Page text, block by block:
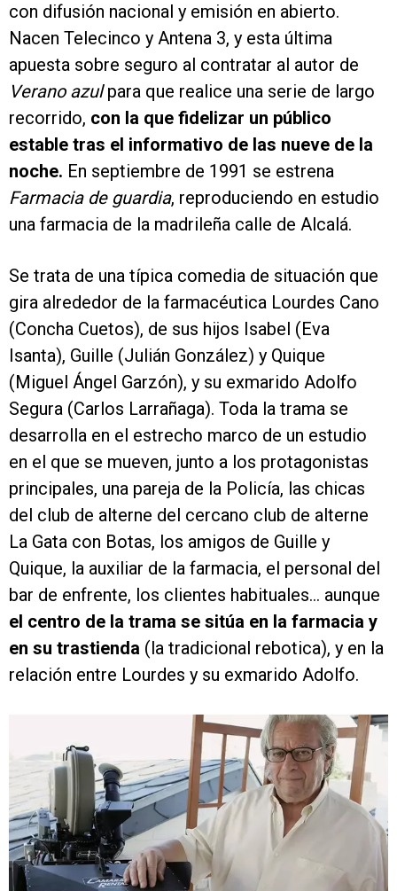
con difusión nacional y emisión en abierto.
Nacen Telecinco y Antena 3, y esta última
apuesta sobre seguro al contratar al autor de
Verano azulpara que realice una serie de largo
recorrido, con la que fidelizar un público
estable tras el informativo de las nueve de la
noche. En septiembre de 1991 se estrena
Farmacia de guardia, reproduciendo en estudio
una farmacia de la madrileña calle de Alcalá.
Se trata de una típica comedia de situación que
gira alrededor de la farmacéutica Lourdes Cano
(Concha Cuetos), de sus hijos Isabel (Eva
Isanta), Guille (Julián González) y Quique
(Miguel Ángel Garzón), y su exmarido Adolfo
Segura (Carlos Larrañaga). Toda la trama se
desarrolla en el estrecho marco de un estudio
en el que se mueven, junto a los protagonistas
principales, una pareja de la Policía, las chicas
del club de alterne del cercano club de alterne
La Gata con Botas, los amigos de Guille y
Quique, la auxiliar de la farmacia, el personal del
bar de enfrente, los clientes habituales... aunque
el centro de la trama se sitúa en la farmacia y
en su trastienda (la tradicional rebotica), y en la
relación entre Lourdes y su exmarido Adolfo.